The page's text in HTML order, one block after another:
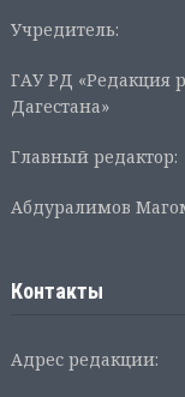
Учредитель:
ГАУ РД «Редакция
Дагестана»
Главный редактор:
Абдуралимов
Контакты
Адрес редакции: